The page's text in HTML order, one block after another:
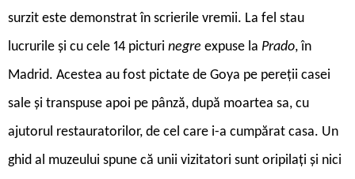
surzit este demonstrat în scrierile vremii. La fel stau
lucrurile și cu cele 14 picturi negre expuse la Prado, în
Madrid. Acestea au fost pictate de Goya pe pereții casei
sale și transpuse apoi pe pânză, după moartea sa, cu
ajutorul restauratorilor, de cel care i-a cumpărat casa. Un
ghid al muzeului spune că unii vizitatori sunt oripilați și nici